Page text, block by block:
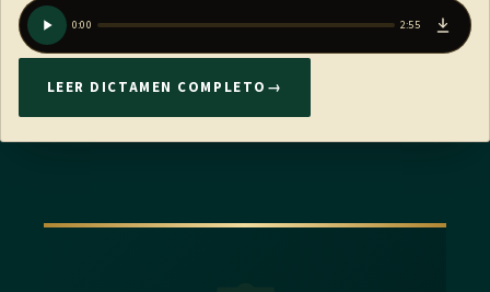
0:00 2:55
LEER DICTAMEN COMPLETO →